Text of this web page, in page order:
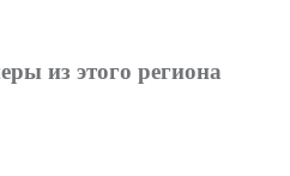
из этого региона